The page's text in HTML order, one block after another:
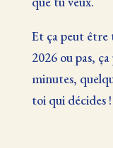
Et ça peut être
2026 ou pas,
minutes,
toi qui décides !